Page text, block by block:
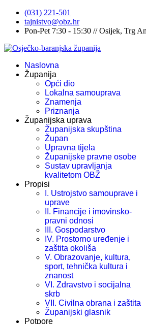
(031) 221-501
tajnistvo@obz.hr
Pon-Pet 7:30 - 15:30 // Osijek, Trg
Naslovna
Županija
Opći dio
Lokalna samouprava
Znamenja
Priznanja
Županijska uprava
Županijska skupština
Župan
Upravna tijela
Županijske pravne osobe
Sustav upravljanja
kvalitetom OBŽ
Propisi
I. Ustrojstvo samouprave i
uprave
II. Financije i imovinsko-
pravni odnosi
III. Gospodarstvo
IV. Prostorno uređenje i
zaštita okoliša
V. Obrazovanje, kultura,
sport, tehnička kultura i
znanost
VI. Zdravstvo i socijalna
skrb
VII. Civilna obrana i zaštita
Županijski glasnik
Potpore